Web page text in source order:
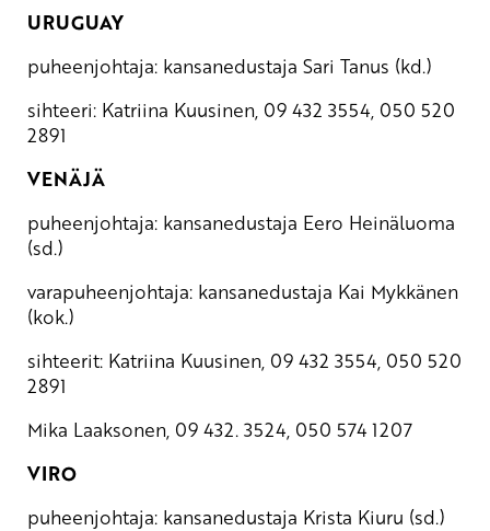
URUGUAY
puheenjohtaja: kansanedustaja Sari Tanus (kd.)
sihteeri: Katriina Kuusinen, 09 432 3554, 050 520
2891
VENÄJÄ
puheenjohtaja: kansanedustaja Eero Heinäluoma
(sd.)
varapuheenjohtaja: kansanedustaja Kai Mykkänen
(kok.)
sihteerit: Katriina Kuusinen, 09 432 3554, 050 520
2891
Mika Laaksonen, 09 432. 3524, 050 574 1207
VIRO
puheenjohtaja: kansanedustaja Krista Kiuru (sd.)